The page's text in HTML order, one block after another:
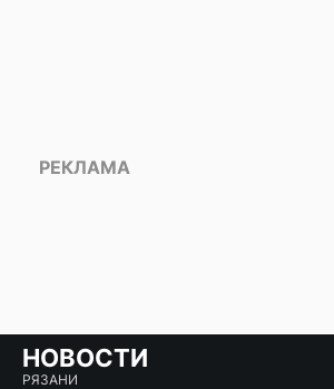
НОВОСТИ
РЯЗАНИ